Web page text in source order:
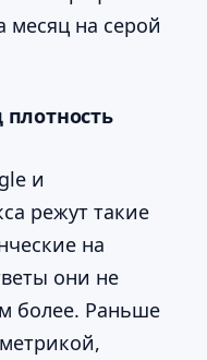
месяц на серой
и
режут такие
на
они не
более. Раньше